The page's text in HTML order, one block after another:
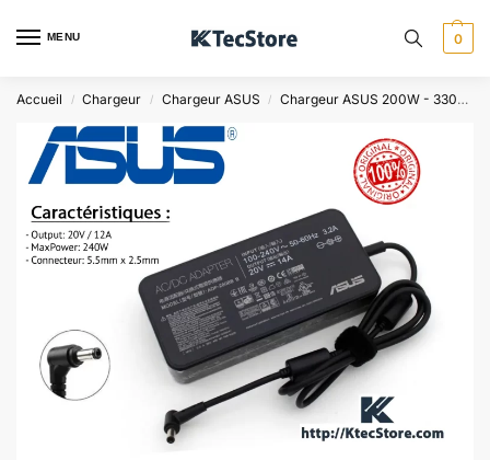
MENU 0
Accueil / Chargeur / Chargeur ASUS / Chargeur ASUS 200W - 330W